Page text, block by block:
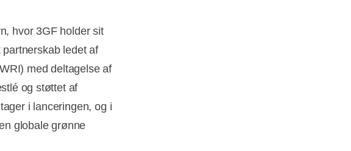
hvor 3GF holder sit
ledet af
med deltagelse af
og støttet af
i lanceringen, og i
globale grønne